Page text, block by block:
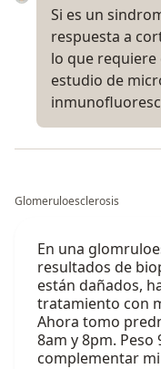
Si es un
respuesta a
lo que requiere
estudio de
Glomeruloesclerosis
En una
resultados de
están dañados,
tratamiento con
Ahora tomo
8am y 8pm.
complementar